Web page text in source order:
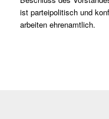
ist parteipolitisch und
arbeiten ehrenamtlich.